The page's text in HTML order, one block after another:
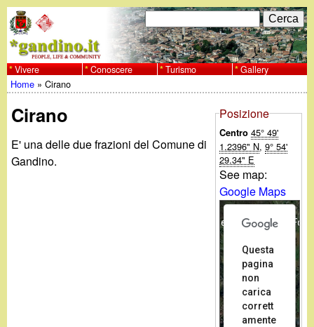
al
contenuto
w
w
w
F
o
r
d
C
e
r
c
Vivere Conoscere Turismo Gallery
Tu
sei
qui
Home »Cirano
Cirano
E' una delle due frazioni del Comune di
Gandino.
Posizione
Centro 45° 49'
1.2396" N,9° 54'
29.34" E
See map:
Google Maps
For development purposes only For
Questa
pagina
non
carica
corrett
amente